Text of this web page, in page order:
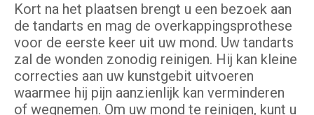
Kort na het plaatsen brengt u een bezoek aan
de tandarts en mag de overkappingsprothese
voor de eerste keer uit uw mond. Uw tandarts
zal de wonden zonodig reinigen. Hij kan kleine
correcties aan uw kunstgebit uitvoeren
waarmee hij pijn aanzienlijk kan verminderen
of wegnemen. Om uw mond te reinigen, kunt u